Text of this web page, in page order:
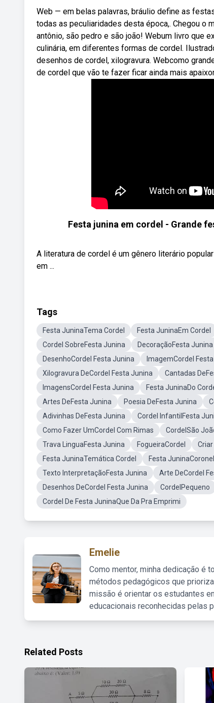
Web — em belas palavras, bráulio define as
todas as peculiaridades desta época,. Chegou o
antônio, são pedro e são joão! Webum livro que
culinária, em diferentes formas de cordel.
desenhos de cordel, xilogravura. Webcomo
de cordel que vão te fazer ficar ainda mais
Festa junina em cordel - Grande
A literatura de cordel é um gênero literário
em ...
Tags
Festa JuninaTema Cordel Festa JuninaEm Cordel
Cordel SobreFesta Junina
DecoraçãoFesta Junina
DesenhoCordel Festa Junina
ImagemCordel
Xilogravura DeCordel Festa Junina
Cantadas
ImagensCordel Festa Junina
Festa JuninaDo
Artes DeFesta Junina
Poesia DeFesta Junina
Adivinhas DeFesta Junina
Cordel InfantilFesta
Como Fazer UmCordel Com Rimas
CordelSão
Trava LinguaFesta Junina
FogueiraCordel
Festa JuninaTemática Cordel
Festa
Texto InterpretaçãoFesta Junina
Arte DeCordel
Desenhos DeCordel Festa Junina
CordelPequeno
Cordel De Festa JuninaQue Da Pra Emprimi
Emelie
Como mentor, minha dedicação é
métodos pedagógicos que
missão é orientar os estudantes
educacionais reconhecidas pelas
Related Posts